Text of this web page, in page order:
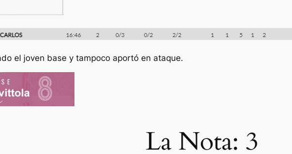
el joven base y tampoco aportó en ataque.
La Nota: 3